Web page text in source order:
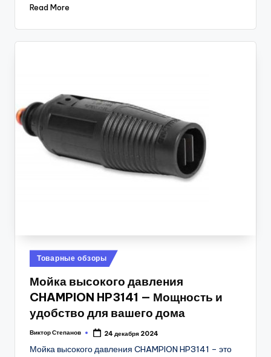
Read More
Posted
in
Товарные обзоры
Мойка высокого давления
CHAMPION HP3141 — Мощность и
удобство для вашего дома
Posted
Виктор Степанов 24 декабря 2024
Мойка высокого давления CHAMPION HP3141 – это